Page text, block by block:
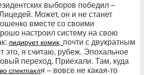
выборов победил –
Может, он и не станет
вместе со своими
настроил систему на свою
лидирует комик, почти с двукратным
я считаю, рубеж. Эпохальное
переход. Приехали. Там, куда
спектакля – вовсе не какая-то